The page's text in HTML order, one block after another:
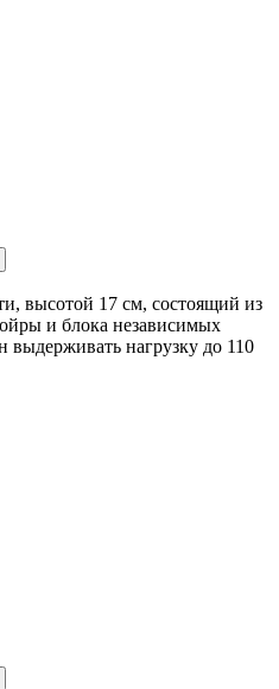
высотой 17 см, состоящий из
и блока независимых
нагрузку до 110